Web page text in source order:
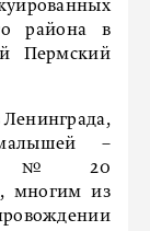
района в
Пермский
Ленинграда,
–
№ 20
многим из